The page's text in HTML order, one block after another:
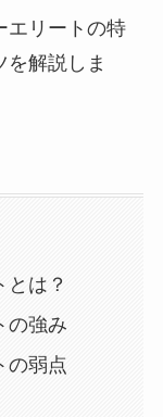
エリートの特
解説しま
とは？
の強み
の弱点